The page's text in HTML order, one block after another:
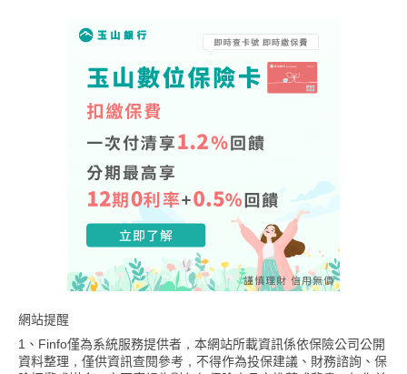
網站提醒
1、Finfo僅為系統服務提供者，本網站所載資訊係依保險公司公開
資料整理，僅供資訊查閱參考，不得作為投保建議、財務諮詢、保